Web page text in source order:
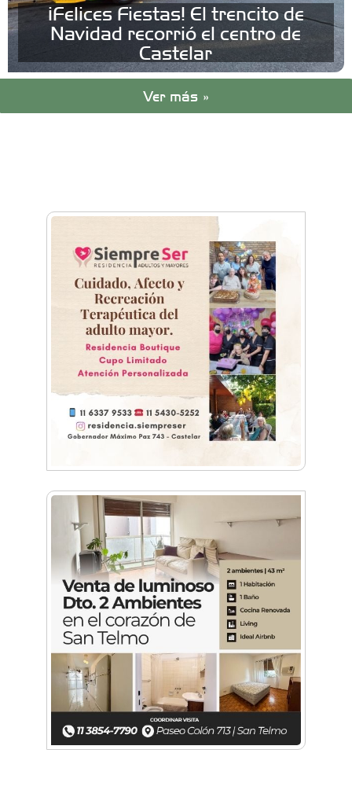
¡Felices Fiestas! El trencito de
Navidad recorrió el centro de
Castelar
Ver más »